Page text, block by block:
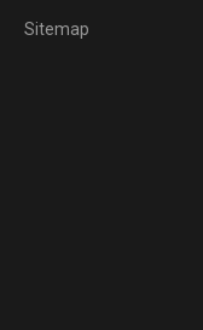
Sitemap